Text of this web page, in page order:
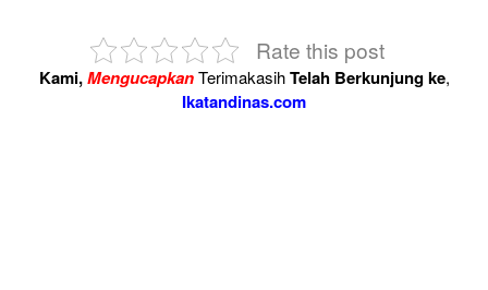
Rate this post
Kami,MengucapkanTerimakasihTelah Berkunjung ke,
Ikatandinas.com